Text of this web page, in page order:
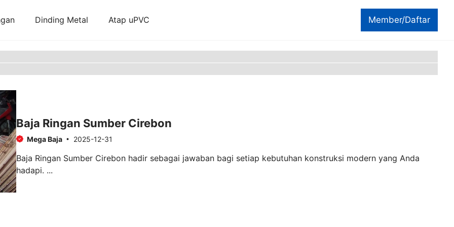
Member/Daftar
Dinding Metal Atap uPVC
Baja Ringan Sumber Cirebon
Mega Baja 2025-12-31
Baja Ringan Sumber Cirebon hadir sebagai jawaban bagi setiap kebutuhan konstruksi modern yang Anda
hadapi. ...